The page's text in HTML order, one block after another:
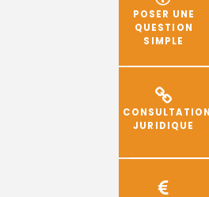
POSER UNE
QUESTION
SIMPLE
JURIDIQUE